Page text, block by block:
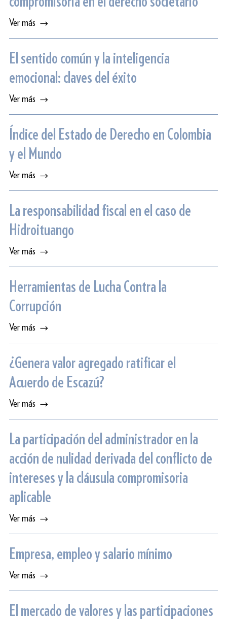
Ver más
El sentido común y la inteligencia
emocional: claves del éxito
Ver más
Índice del Estado de Derecho en Colombia
y el Mundo
Ver más
La responsabilidad fiscal en el caso de
Hidroituango
Ver más
Herramientas de Lucha Contra la
Corrupción
Ver más
¿Genera valor agregado ratificar el
Acuerdo de Escazú?
Ver más
La participación del administrador en la
acción de nulidad derivada del conflicto de
intereses y la cláusula compromisoria
aplicable
Ver más
Empresa, empleo y salario mínimo
Ver más
El mercado de valores y las participaciones